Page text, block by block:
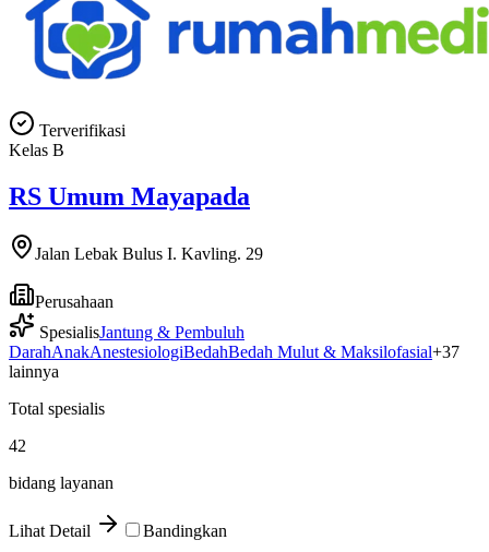
Terverifikasi
Kelas B
RS Umum Mayapada
Jalan Lebak Bulus I. Kavling. 29
Perusahaan
SpesialisJantung & Pembuluh
DarahAnakAnestesiologiBedahBedah Mulut & Maksilofasial+37
lainnya
Total spesialis
42
bidang layanan
Lihat Detail Bandingkan